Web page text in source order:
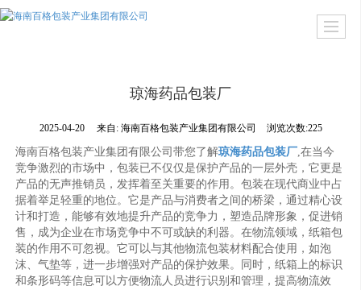
琼海药品包装厂
2025-04-20 来自: 海南百格包装产业集团有限公司 浏览次数:225
海南百格包装产业集团有限公司带您了解琼海药品包装厂,在当今
竞争激烈的市场中，包装已不仅仅是保护产品的一层外壳，它更是
产品的无声推销员，发挥着至关重要的作用。包装在现代商业中占
据着举足轻重的地位。它是产品与消费者之间的桥梁，通过精心设
计和打造，能够有效地提升产品的竞争力，塑造品牌形象，促进销
售，成为企业在市场竞争中不可或缺的利器。在物流领域，纸箱包
装的作用不可忽视。它可以与其他物流包装材料配合使用，如泡
沫、气垫等，进一步增强对产品的保护效果。同时，纸箱上的标识
和条形码等信息可以方便物流人员进行识别和管理，提高物流效